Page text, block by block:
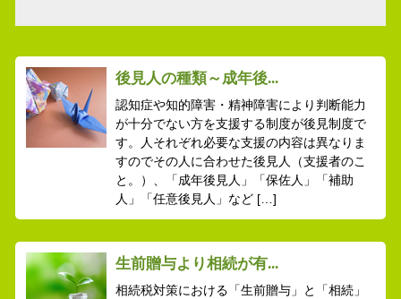
後見人の種類～成年後...
認知症や知的障害・精神障害により判断能力
が十分でない方を支援する制度が後見制度で
す。人それぞれ必要な支援の内容は異なりま
すのでその人に合わせた後見人（支援者のこ
と。）、「成年後見人」「保佐人」「補助
人」「任意後見人」など […]
生前贈与より相続が有...
相続税対策における「生前贈与」と「相続」